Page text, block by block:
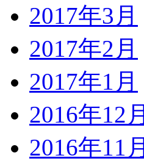
2017年3月
2017年2月
2017年1月
2016年12月
2016年11月